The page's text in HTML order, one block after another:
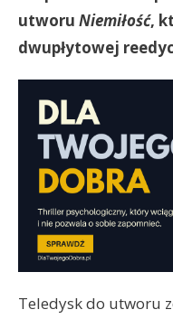
utworu Niemiłość,
dwupłytowej
Teledysk do utworu